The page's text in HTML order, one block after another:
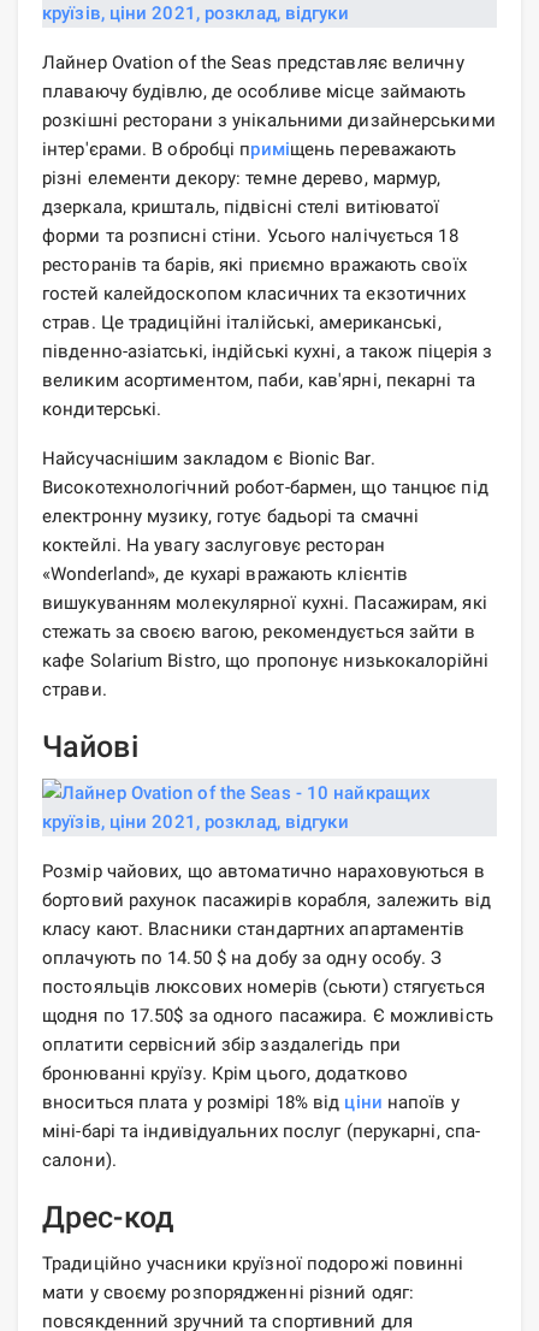
Лайнер Ovation of the Seas представляє величну
плаваючу будівлю, де особливе місце займають
розкішні ресторани з унікальними дизайнерськими
інтер'єрами. В обробці приміщень переважають
різні елементи декору: темне дерево, мармур,
дзеркала, кришталь, підвісні стелі витіюватої
форми та розписні стіни. Усього налічується 18
ресторанів та барів, які приємно вражають своїх
гостей калейдоскопом класичних та екзотичних
страв. Це традиційні італійські, американські,
південно-азіатські, індійські кухні, а також піцерія з
великим асортиментом, паби, кав'ярні, пекарні та
кондитерські.
Найсучаснішим закладом є Bionic Bar.
Високотехнологічний робот-бармен, що танцює під
електронну музику, готує бадьорі та смачні
коктейлі. На увагу заслуговує ресторан
«Wonderland», де кухарі вражають клієнтів
вишукуванням молекулярної кухні. Пасажирам, які
стежать за своєю вагою, рекомендується зайти в
кафе Solarium Bistro, що пропонує низькокалорійні
страви.
Чайові
Розмір чайових, що автоматично нараховуються в
бортовий рахунок пасажирів корабля, залежить від
класу кают. Власники стандартних апартаментів
оплачують по 14.50 $ на добу за одну особу. З
постояльців люксових номерів (сьюти) стягується
щодня по 17.50$ за одного пасажира. Є можливість
оплатити сервісний збір заздалегідь при
бронюванні круїзу. Крім цього, додатково
вноситься плата у розмірі 18% від ціни напоїв у
міні-барі та індивідуальних послуг (перукарні, спа-
салони).
Дрес-код
Традиційно учасники круїзної подорожі повинні
мати у своєму розпорядженні різний одяг:
повсякденний зручний та спортивний для